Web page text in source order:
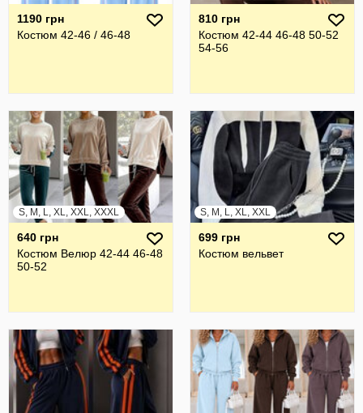
1190 грн
Костюм 42-46 / 46-48
810 грн
Костюм 42-44 46-48 50-52
54-56
S, M, L, XL, XXL, XXXL
640 грн
Костюм Велюр 42-44 46-48
50-52
S, M, L, XL, XXL
699 грн
Костюм вельвет